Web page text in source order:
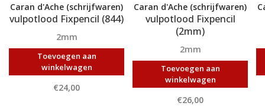
Caran d'Ache (schrijfwaren)
vulpotlood Fixpencil (844)
2mm
Toevoegen aan
winkelwagen
€24,00
Caran d'Ache (schrijfwaren)
vulpotlood Fixpencil
(2mm)
2mm
Toevoegen aan
winkelwagen
€26,00